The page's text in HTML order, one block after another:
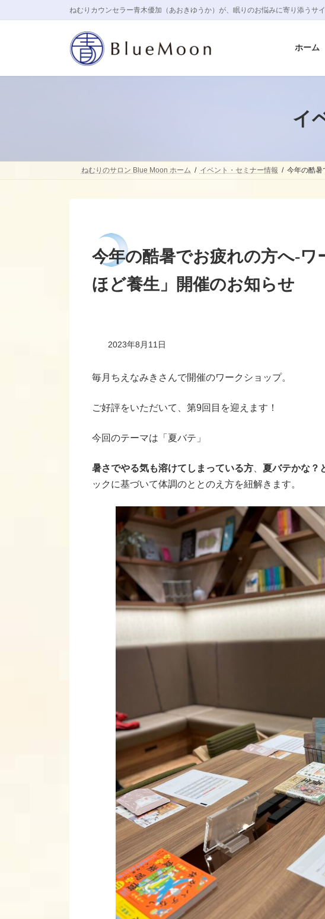
ねむりカウンセラー青木優加（あおきゆうか）が、眠りのお悩みに寄り添うサ
ホーム
イ
ねむりのサロン Blue Moon ホーム イベント・セミナー情報 今年の酷暑
今年の酷暑でお疲れの方へ-
ほど養生」開催のお知らせ
2023年8月11日
毎月ちえなみきさんで開催のワークショップ。
ご好評をいただいて、第9回目を迎えます！
今回のテーマは「夏バテ」
暑さでやる気も溶けてしまっている方 、夏バテかな？
ックに基づいて体調のととのえ方を紐解きます。